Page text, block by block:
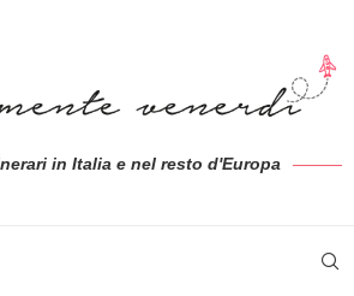
in Italia e nel resto d'Europa